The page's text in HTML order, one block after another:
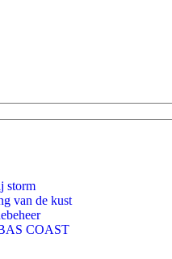
storm
van de kust
COAST